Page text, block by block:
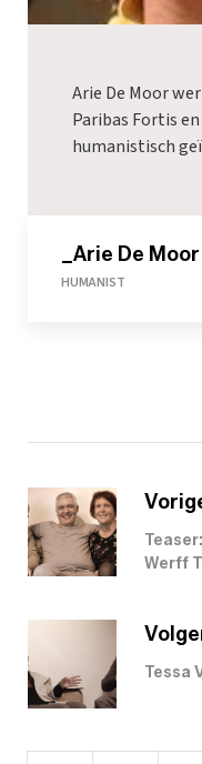
Arie De Moor
Paribas Fortis
humanistisch
_Arie De Moor
HUMANIST
Werff
Tessa